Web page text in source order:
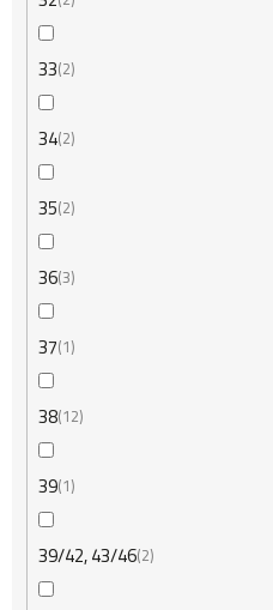
33 2
34 2
35 2
363
37 1
38 12
39 1
39/42, 43/46 2